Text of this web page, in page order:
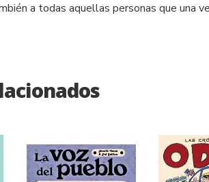
a todas aquellas personas que una